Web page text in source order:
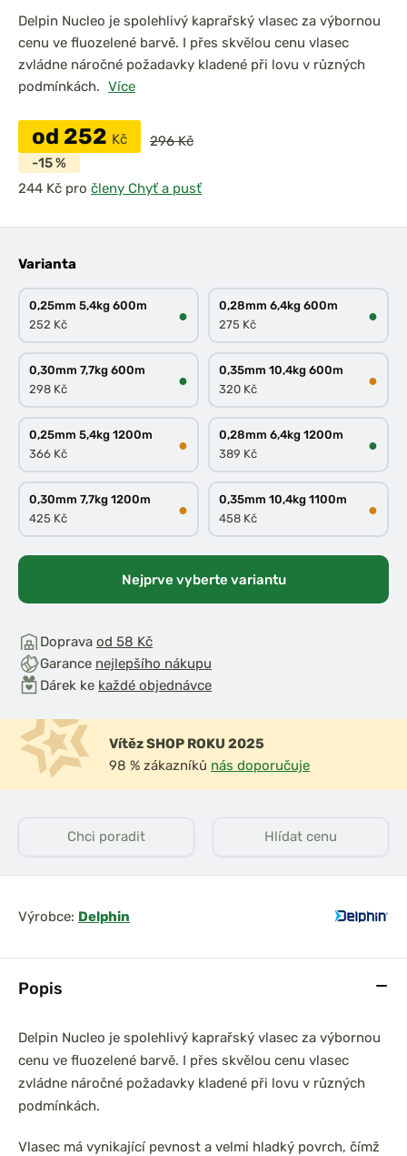
Popis
Delpin Nucleo je spolehlivý kaprařský vlasec za výbornou
cenu ve fluozelené barvě. I přes skvělou cenu vlasec
zvládne náročné požadavky kladené při lovu v různých
podmínkách.
Vlasec má vynikající pevnost a velmi hladký povrch, čímž
Delpin Nucleo je spolehlivý kaprařský vlasec za výbornou
cenu ve fluozelené barvě. I přes skvělou cenu vlasec
zvládne náročné požadavky kladené při lovu v různých
podmínkách. Více
od 252 Kč
296 Kč
-15 %
pro členy Chyť a pusť
Varianta
0,25mm 5,4kg 600m
252 Kč
●
0,28mm 6,4kg 600m
275 Kč
●
0,30mm 7,7kg 600m
298 Kč
●
0,35mm 10,4kg 600m
320 Kč
●
0,25mm 5,4kg 1200m
366 Kč
●
0,28mm 6,4kg 1200m
389 Kč
●
0,30mm 7,7kg 1200m
425 Kč
●
0,35mm 10,4kg 1100m
458 Kč
●
Nejprve vyberte variantu
Doprava od 58 Kč
Garance nejlepšího nákupu
Dárek ke každé objednávce
Vítěz SHOP ROKU 2025
98 % zákazníků nás doporučuje
Chci poradit Hlídat cenu
Výrobce: Delphin